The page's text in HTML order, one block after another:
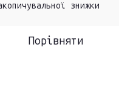
знижки
Порівняти